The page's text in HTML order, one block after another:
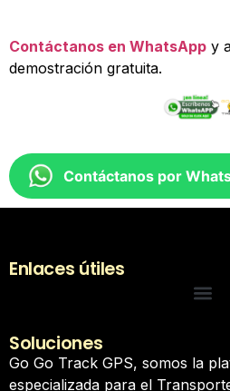
Contáctanos en WhatsApp y
demostración gratuita.
Contáctanos por
Enlaces útiles
Soluciones
Go Go Track GPS, somos la
especializada para el